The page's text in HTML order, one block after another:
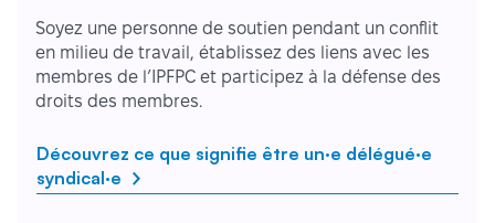
Soyez une personne de soutien pendant un conflit
en milieu de travail, établissez des liens avec les
membres de l’IPFPC et participez à la défense des
droits des membres.
Découvrez ce que signifie être un·e délégué·e
syndical·e